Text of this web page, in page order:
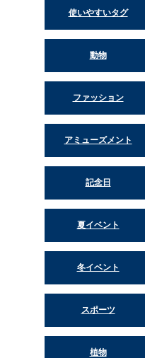
使いやすいタグ
動物
ファッション
アミューズメント
記念日
夏イベント
冬イベント
スポーツ
植物